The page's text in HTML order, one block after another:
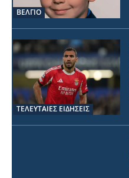
ΒΕΛΓΙΟ
ΤΕΛΕΥΤΑΙΕΣ ΕΙΔΗΣΕΙΣ